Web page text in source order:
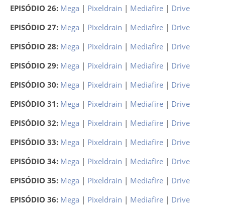
EPISÓDIO 26: Mega | Pixeldrain | Mediafire | Drive
EPISÓDIO 27: Mega | Pixeldrain | Mediafire | Drive
EPISÓDIO 28: Mega | Pixeldrain | Mediafire | Drive
EPISÓDIO 29: Mega | Pixeldrain | Mediafire | Drive
EPISÓDIO 30: Mega | Pixeldrain | Mediafire | Drive
EPISÓDIO 31: Mega | Pixeldrain | Mediafire | Drive
EPISÓDIO 32: Mega | Pixeldrain | Mediafire | Drive
EPISÓDIO 33: Mega | Pixeldrain | Mediafire | Drive
EPISÓDIO 34: Mega | Pixeldrain | Mediafire | Drive
EPISÓDIO 35: Mega | Pixeldrain | Mediafire | Drive
EPISÓDIO 36: Mega | Pixeldrain | Mediafire | Drive